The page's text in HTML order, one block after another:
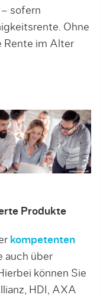
sofern
Ohne
Rente im Alter
Produkte
kompetenten
auch über
können Sie
HDI, AXA